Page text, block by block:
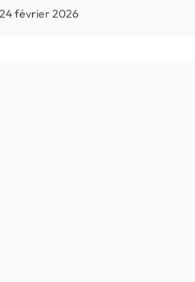
24 février 2026